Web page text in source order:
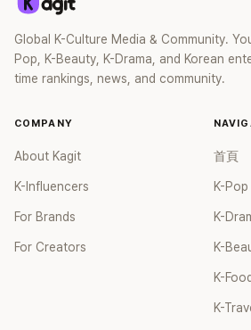
Global K-Culture Media & Community.
Pop, K-Beauty, K-Drama, and Korean
time rankings, news, and community.
COMPANY
About Kagit
K-Influencers
For Brands
For Creators
首頁
K-Pop
K-
K-
K-Food
K-